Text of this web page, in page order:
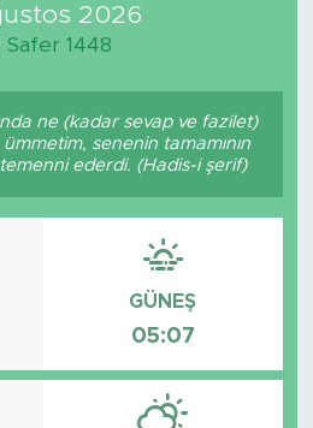
2026
Safer 1448
ne (kadar sevap ve fazilet)
senenin tamamının
temenni ederdi. (Hadis-i şerif)
GÜNEŞ
05:07